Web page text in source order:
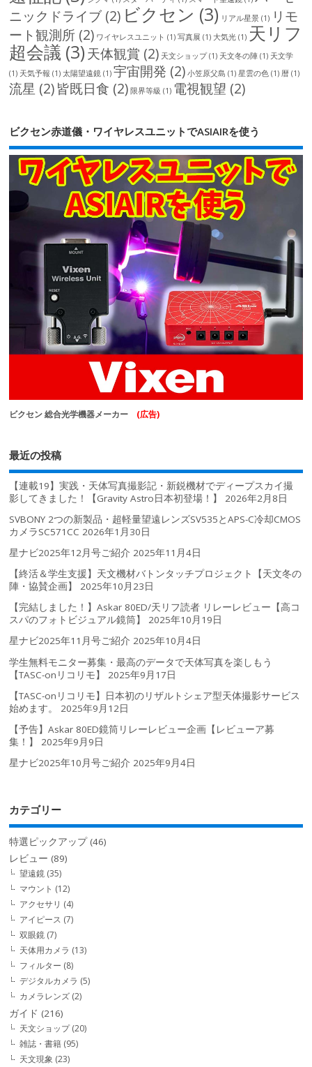
ニックドライブ (2) ビクセン (3) リアル星景 (1) リモ
ート観測所 (2) ワイヤレスユニット (1) 写真展 (1) 大気光 (1) 天リフ
超会議 (3)天体観賞 (2) 天文ショップ(1) 天文冬の陣 (1) 天文学
(1) 天気予報 (1) 太陽望遠鏡 (1) 宇宙開発 (2) 小笠原父島 (1) 星雲の色 (1) 暦 (1)
流星 (2)皆既日食 (2) 限界等級 (1) 電視観望 (2)
ビクセン赤道儀・ワイヤレスユニットでASIAIRを使う
ビクセン 総合光学機器メーカー (広告)
最近の投稿
【連載19】実践・天体写真撮影記・新鋭機材でディープスカイ撮
影してきました！【Gravity Astro日本初登場！】
2026年2月8日
SVBONY 2つの新製品・超軽量望遠レンズSV535とAPS-C冷却CMOS
カメラSC571CC 2026年1月30日
星ナビ2025年12月号ご紹介 2025年11月4日
【終活＆学生支援】天文機材バトンタッチプロジェクト【天文冬の
陣・協賛企画】
2025年10月23日
【完結しました！】Askar 80ED/天リフ読者 リレーレビュー【高コ
スパのフォトビジュアル鏡筒】
2025年10月19日
星ナビ2025年11月号ご紹介 2025年10月4日
学生無料モニター募集・最高のデータで天体写真を楽しもう
【TASC-onリコリモ】
2025年9月17日
【TASC-onリコリモ】日本初のリザルトシェア型天体撮影サービス
始めます。
2025年9月12日
【予告】Askar 80ED鏡筒リレーレビュー企画【レビューア募
集！】
2025年9月9日
星ナビ2025年10月号ご紹介 2025年9月4日
カテゴリー
特選ピックアップ(46)
レビュー (89)
望遠鏡 (35)
マウント (12)
アクセサリ (4)
アイピース (7)
双眼鏡 (7)
天体用カメラ (13)
フィルター (8)
デジタルカメラ (5)
カメラレンズ (2)
ガイド (216)
天文ショップ(20)
雑誌・書籍 (95)
天文現象 (23)